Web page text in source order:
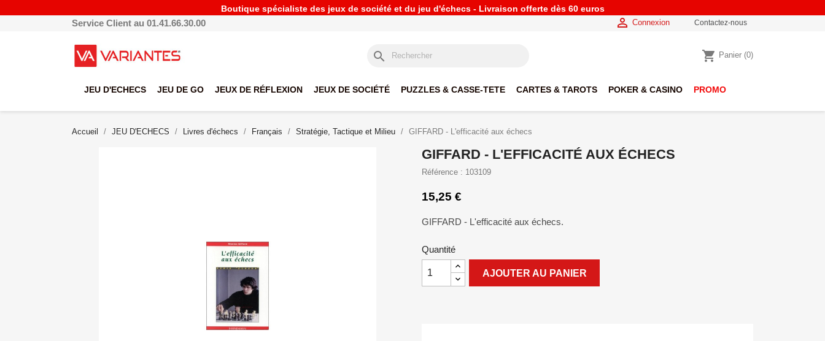
Boutique spécialiste des jeux de société et du jeu d'échecs - Livraison offerte dès 60 euros
Service Client au 01.41.66.30.00  Connexion Contactez-nous
search shopping_cart Panier (0)
JEU D'ECHECS JEU DE GO JEUX DE RÉFLEXION JEUX DE SOCIÉTÉ PUZZLES & CASSE-TETE CARTES & TAROTS POKER & CASINO PROMO
Accueil JEU D'ECHECS Livres d'échecs Français Stratégie, Tactique et Milieu GIFFARD - L'efficacité aux échecs
GIFFARD - L'EFFICACITÉ AUX ÉCHECS
Référence : 103109
15,25 €
GIFFARD - L'efficacité aux échecs.
Quantité
AJOUTER AU PANIER